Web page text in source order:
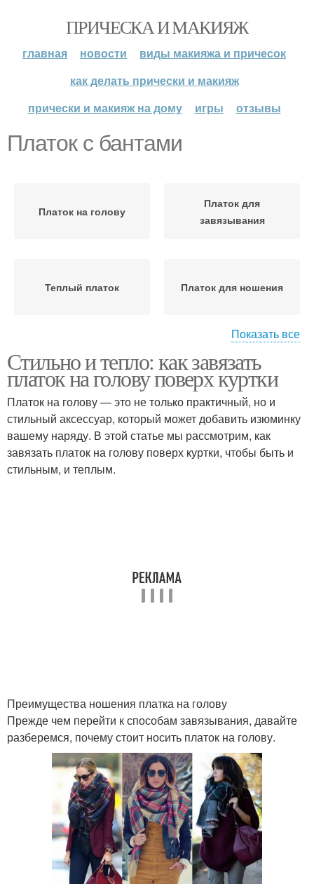
ПРИЧЕСКА И МАКИЯЖ
главная новости
виды макияжа и причесок
как делать прически и макияж
прически и макияж на дому
игры отзывы
Платок с бантами
Платок на голову
Платок для
завязывания
Теплый платок Платок для ношения
Платки на голову Платки на шею
Платки на зиму Платки на осень
Показать все
Стильно и тепло: как завязать
платок на голову поверх куртки
Платок на голову — это не только практичный, но и
стильный аксессуар, который может добавить изюминку
вашему наряду. В этой статье мы рассмотрим, как
завязать платок на голову поверх куртки, чтобы быть и
стильным, и теплым.
Преимущества ношения платка на голову
Прежде чем перейти к способам завязывания, давайте
разберемся, почему стоит носить платок на голову.